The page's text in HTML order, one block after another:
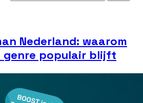
Nederland: waarom
populair blijft